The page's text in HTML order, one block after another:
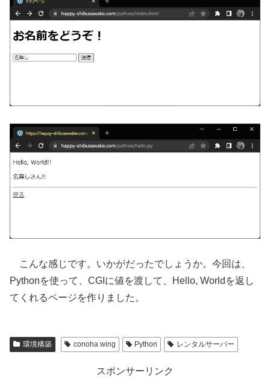
こんな感じです。いかがだったでしょうか。今回は、
Pythonを使って、CGIに値を渡して、Hello, Worldを返し
てくれるページを作りました。
環境構築 conoha wing Python レンタルサーバー
スポンサーリンク